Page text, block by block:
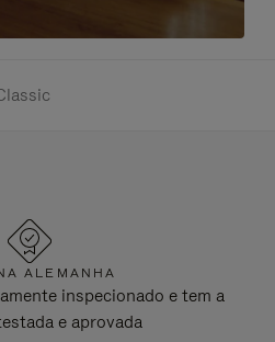
ALEMANHA
inspecionado e tem a
e aprovada